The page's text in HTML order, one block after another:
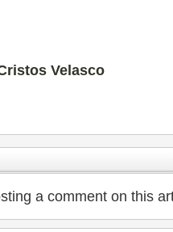
Velasco
a comment on this